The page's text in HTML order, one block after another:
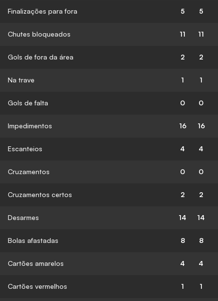
Finalizações para fora 5 5
Chutes bloqueados 11 11
Gols de fora da área 2 2
Na trave 1 1
Gols de falta 0 0
Impedimentos 16 16
Escanteios 4 4
Cruzamentos 0 0
Cruzamentos certos 2 2
Desarmes 14 14
Bolas afastadas 8 8
Cartões amarelos 4 4
Cartões vermelhos 1 1